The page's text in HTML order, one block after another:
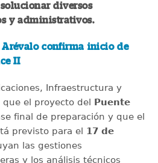
diversos
y administrativos.
Arévalo confirma inicio de
II
Infraestructura y
que el proyecto del Puente
final de preparación y que el
previsto para el 17 de
las gestiones
y los análisis técnicos